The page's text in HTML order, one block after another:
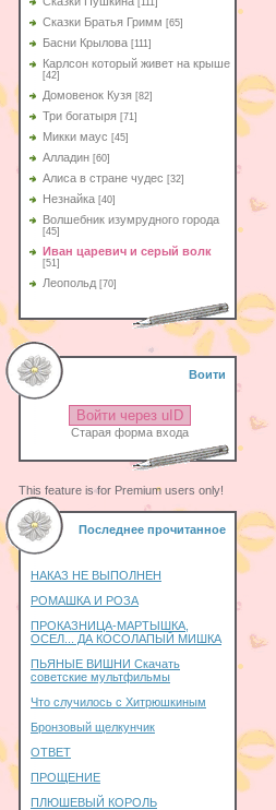
[111]
Сказки Братья Гримм [65]
Басни Крылова [111]
Карлсон который живет на крыше
[42]
Домовенок Кузя [82]
Три богатыря [71]
Микки маус [45]
Алладин [60]
Aлиса в стране чудес [32]
Незнайка [40]
Волшебник изумрудного города
[45]
Иван царевич и серый волк
[51]
Леопольд [70]
Воити
Войти через uID
Старая форма входа
This feature is for Premium users only!
Последнее прочитанное
НАКАЗ НЕ ВЫПОЛНЕН
РОМАШКА И РОЗА
ПРОКАЗНИЦА-МАРТЫШКА,
ОСЕЛ... ДА КОСОЛАПЫЙ МИШКА
ПЬЯНЫЕ ВИШНИ Скачать
советские мультфильмы
Что случилось с Хитрюшкиным
Бронзовый щелкунчик
ОТВЕТ
ПРОЩЕНИЕ
ПЛЮШЕВЫЙ КОРОЛЬ